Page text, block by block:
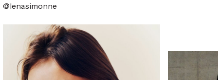
@lena.simonne